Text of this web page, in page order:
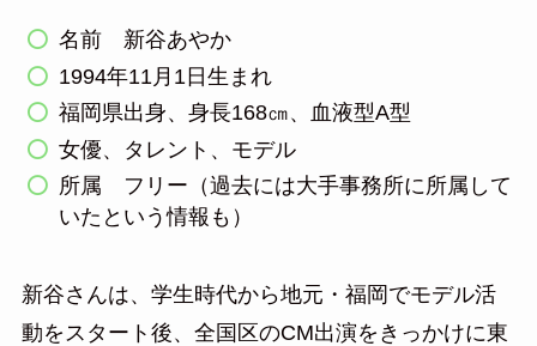
名前 新谷あやか
1994年11月1日生まれ
福岡県出身、身長168㎝、血液型A型
女優、タレント、モデル
所属 フリー（過去には大手事務所に所属して
いたという情報も）
新谷さんは、学生時代から地元・福岡でモデル活
動をスタート後、全国区のCM出演をきっかけに東